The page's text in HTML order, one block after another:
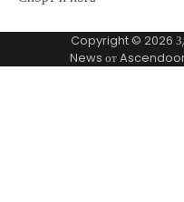
Copyright © 2026
News от